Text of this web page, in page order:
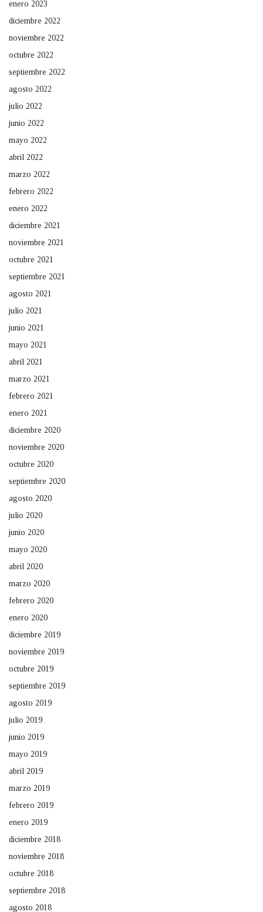
enero 2023
diciembre 2022
noviembre 2022
octubre 2022
septiembre 2022
agosto 2022
julio 2022
junio 2022
mayo 2022
abril 2022
marzo 2022
febrero 2022
enero 2022
diciembre 2021
noviembre 2021
octubre 2021
septiembre 2021
agosto 2021
julio 2021
junio 2021
mayo 2021
abril 2021
marzo 2021
febrero 2021
enero 2021
diciembre 2020
noviembre 2020
octubre 2020
septiembre 2020
agosto 2020
julio 2020
junio 2020
mayo 2020
abril 2020
marzo 2020
febrero 2020
enero 2020
diciembre 2019
noviembre 2019
octubre 2019
septiembre 2019
agosto 2019
julio 2019
junio 2019
mayo 2019
abril 2019
marzo 2019
febrero 2019
enero 2019
diciembre 2018
noviembre 2018
octubre 2018
septiembre 2018
agosto 2018